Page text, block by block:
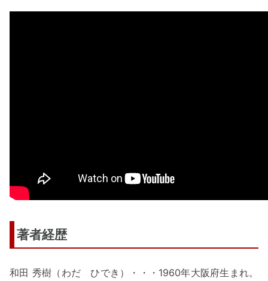
著者経歴
和田 秀樹（わだ ひでき）・・・1960年大阪府生まれ。